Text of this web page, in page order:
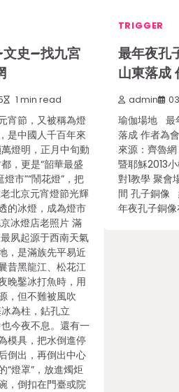
史–找九宮
1 min read
宵節，又被稱為燈
是中國人千百年來
燈明，正月中旬動
，更是“韶華最盛
市”“鬧花燈”，把
北京元宵燈節光輝
的冰燈，成為燈市
冰燈店老照片 滿
夙起源于西南天氣
，是滿族先平易近
昔黑龍江、松花江
晚鑿冰打魚時，用
，但不難被風吹
為柱，鉆孔立
今夜不息。還有一
模具，把水倒進停
倒出，再倒出中心
“燈罩”，放進燭炬
，倒扣在門臺或院
TRIGGER
最年夜孔
山東落成
admin
瑜伽場地 最
落成 作者為
來源：齊魯
暨耶穌2013
對1教學 聚會
間 孔子銅像
年夜孔子銅